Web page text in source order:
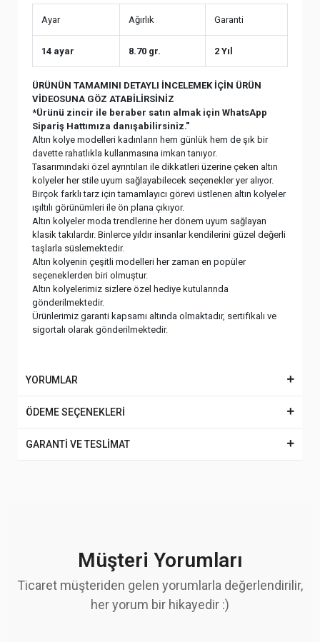
Ayar Ağırlık Garanti
14 ayar 8.70 gr. 2 Yıl
ÜRÜNÜN TAMAMINI DETAYLI İNCELEMEK İÇİN ÜRÜN
VİDEOSUNA GÖZ ATABİLİRSİNİZ
*Ürünü zincir ile beraber satın almak için WhatsApp
Sipariş Hattımıza danışabilirsiniz."
Altın kolye modelleri kadınların hem günlük hem de şık bir
davette rahatlıkla kullanmasına imkan tanıyor.
Tasarımındaki özel ayrıntıları ile dikkatleri üzerine çeken altın
kolyeler her stile uyum sağlayabilecek seçenekler yer alıyor.
Birçok farklı tarz için tamamlayıcı görevi üstlenen altın kolyeler
ışıltılı görünümleri ile ön plana çıkıyor.
Altın kolyeler moda trendlerine her dönem uyum sağlayan
klasik takılardır. Binlerce yıldır insanlar kendilerini güzel değerli
taşlarla süslemektedir.
Altın kolyenin çeşitli modelleri her zaman en popüler
seçeneklerden biri olmuştur.
Altın kolyelerimiz sizlere özel hediye kutularında
gönderilmektedir.
Ürünlerimiz garanti kapsamı altında olmaktadır, sertifikalı ve
sigortalı olarak gönderilmektedir.
YORUMLAR
ÖDEME SEÇENEKLERİ
GARANTİ VE TESLİMAT
Müşteri Yorumları
Ticaret müşteriden gelen yorumlarla değerlendirilir,
her yorum bir hikayedir :)